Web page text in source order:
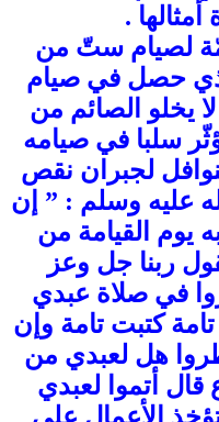
.
لصيام ستّ من
حصل في صيام
يخلو الصائم من
سلبا في صيامه
لجبران نقص
عليه وسلم : ” إن
يوم القيامة من
ربنا جل وعز
في صلاة عبدي
كتبت تامة وإن
هل لعبدي من
أتموا لعبدي
الأعمال على